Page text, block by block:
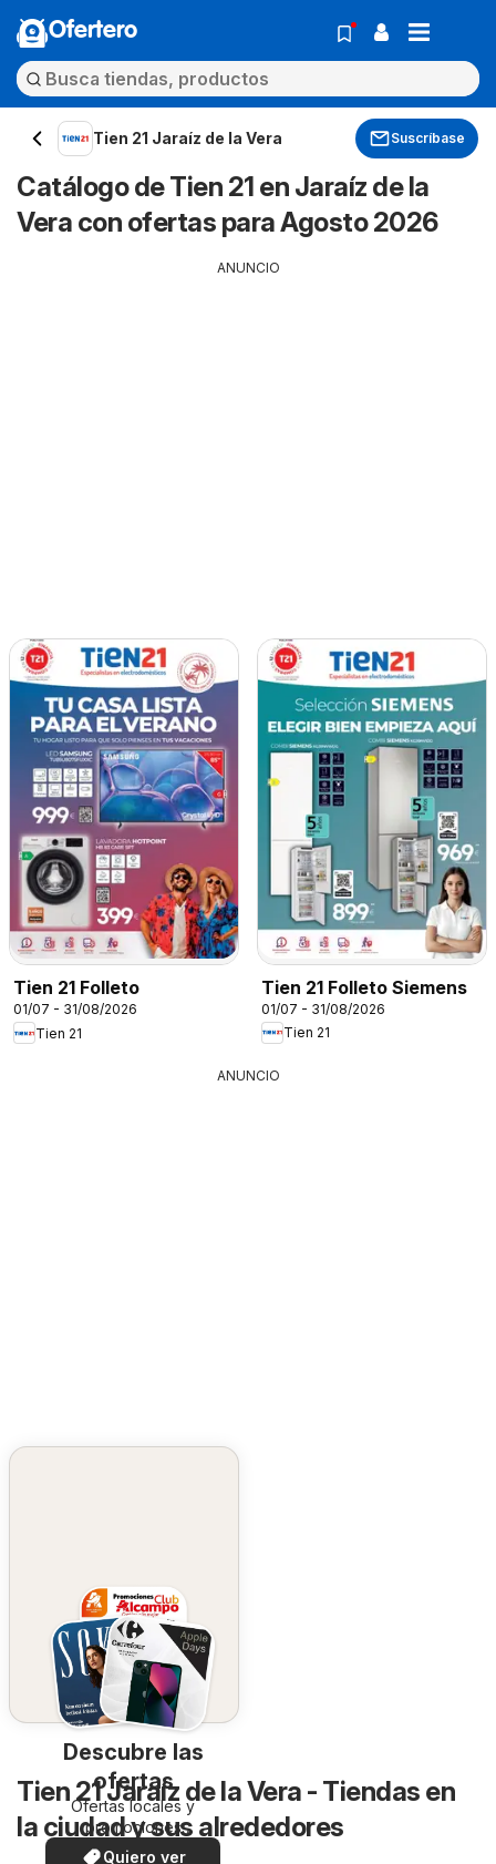
Ofertero
Tien 21 Jaraíz de la Vera Suscríbase
Catálogo de Tien 21 en Jaraíz de la
Vera con ofertas para Agosto 2026
ANUNCIO
Tien 21 Folleto
01/07 - 31/08/2026
Tien 21
Tien 21 Folleto Siemens
01/07 - 31/08/2026
Tien 21
ANUNCIO
Descubre las
ofertas
Ofertas locales y
promociones
especiales.
Quiero ver
Tien 21 Jaraíz de la Vera - Tiendas en
la ciudad y sus alrededores